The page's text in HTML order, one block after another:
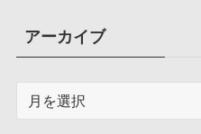
アーカイブ